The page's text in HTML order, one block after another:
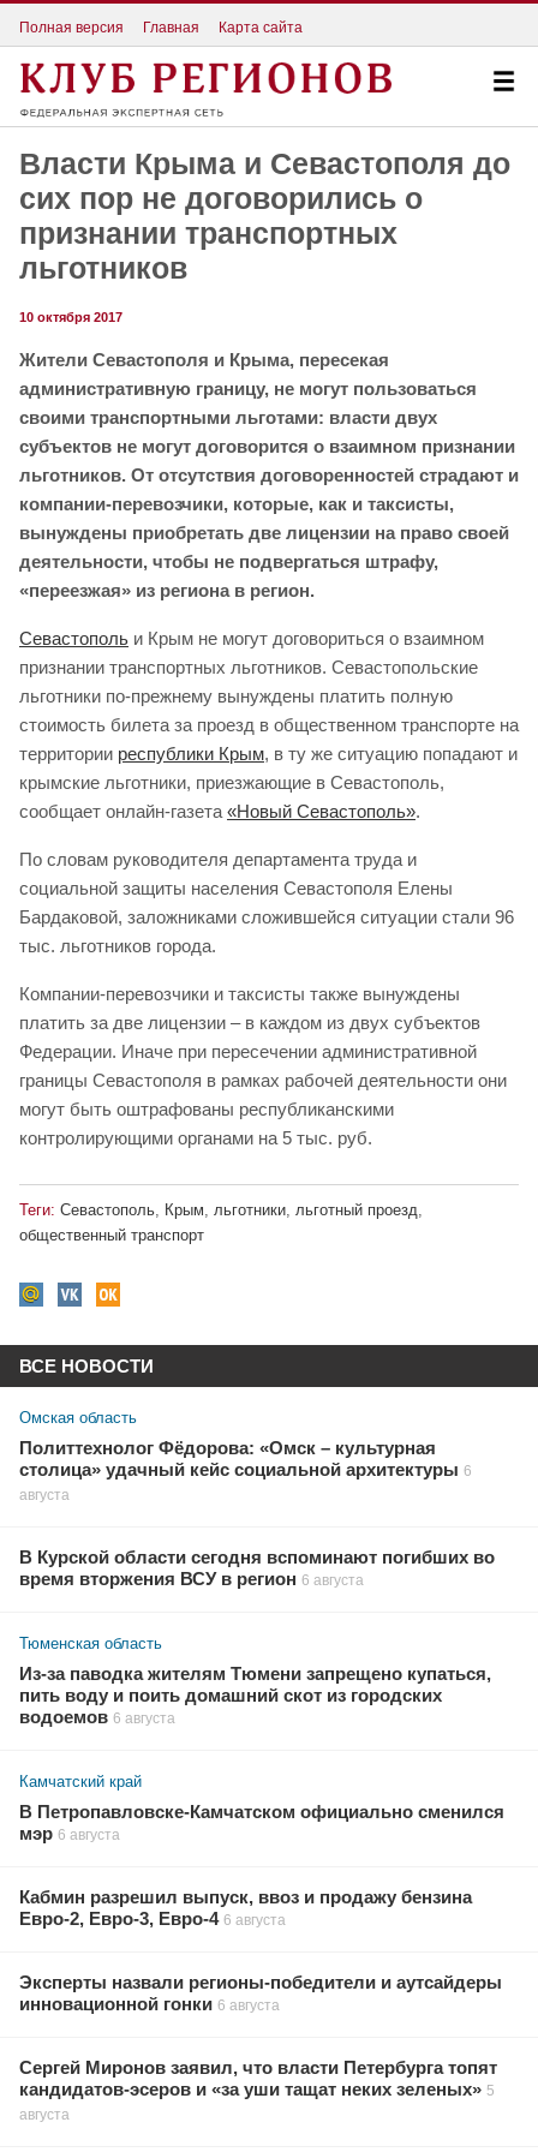
Полная версия Главная Карта сайта
Власти Крыма и Севастополя до
сих пор не договорились о
признании транспортных
льготников
10 октября 2017
Жители Севастополя и Крыма, пересекая
административную границу, не могут пользоваться
своими транспортными льготами: власти двух
субъектов не могут договорится о взаимном признании
льготников. От отсутствия договоренностей страдают и
компании-перевозчики, которые, как и таксисты,
вынуждены приобретать две лицензии на право своей
деятельности, чтобы не подвергаться штрафу,
«переезжая» из региона в регион.
Севастополь и Крым не могут договориться о взаимном
признании транспортных льготников. Севастопольские
льготники по-прежнему вынуждены платить полную
стоимость билета за проезд в общественном транспорте на
территории республики Крым, в ту же ситуацию попадают и
крымские льготники, приезжающие в Севастополь,
сообщает онлайн-газета «Новый Севастополь».
По словам руководителя департамента труда и
социальной защиты населения Севастополя Елены
Бардаковой, заложниками сложившейся ситуации стали 96
тыс. льготников города.
Компании-перевозчики и таксисты также вынуждены
платить за две лицензии – в каждом из двух субъектов
Федерации. Иначе при пересечении административной
границы Севастополя в рамках рабочей деятельности они
могут быть оштрафованы республиканскими
контролирующими органами на 5 тыс. руб.
Теги: Севастополь Крым льготники льготный проезд
общественный транспорт
ВСЕ НОВОСТИ
Омская область
Политтехнолог Фёдорова: «Омск – культурная
столица» удачный кейс социальной архитектуры 6
августа
В Курской области сегодня вспоминают погибших во
время вторжения ВСУ в регион 6 августа
Тюменская область
Из-за паводка жителям Тюмени запрещено купаться,
пить воду и поить домашний скот из городских
водоемов 6 августа
Камчатский край
В Петропавловске-Камчатском официально сменился
мэр 6 августа
Кабмин разрешил выпуск, ввоз и продажу бензина
Евро-2, Евро-3, Евро-4 6 августа
Эксперты назвали регионы-победители и аутсайдеры
инновационной гонки 6 августа
Сергей Миронов заявил, что власти Петербурга топят
кандидатов-эсеров и «за уши тащат неких зеленых» 5
августа